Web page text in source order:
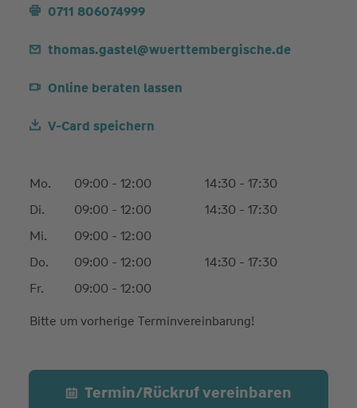
0711 806074999
thomas.gastel@wuerttembergische.de
Online beraten lassen
V-Card speichern
Mo. 09:00 - 12:00
14:30 - 17:30
Di.
09:00 - 12:00
14:30 - 17:30
Mi.
09:00 - 12:00
Do.
09:00 - 12:00
14:30 - 17:30
Fr.
09:00 - 12:00
Bitte um vorherige Terminvereinbarung!
Termin/Rückruf vereinbaren